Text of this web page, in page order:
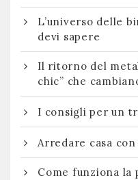
L’universo delle
devi sapere
Il ritorno del
chic” che
I consigli per un
Arredare casa
Come funziona la